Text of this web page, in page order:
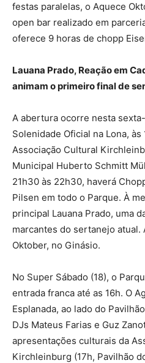
festas paralelas, o Aquece
open bar realizado em
oferece 9 horas de chopp
Lauana Prado, Reação em
animam o primeiro final de
A abertura ocorre nesta
Solenidade Oficial na Lona,
Associação Cultural
Municipal Huberto Schmitt
21h30 às 22h30, haverá
Pilsen em todo o Parque. À
principal Lauana Prado, uma
marcantes do sertanejo atual.
Oktober, no Ginásio.
No Super Sábado (18), o
entrada franca até as 16h. O
Esplanada, ao lado do
DJs Mateus Farias e Guz
apresentações culturais da
Kirchleinburg (17h, Pavilhão